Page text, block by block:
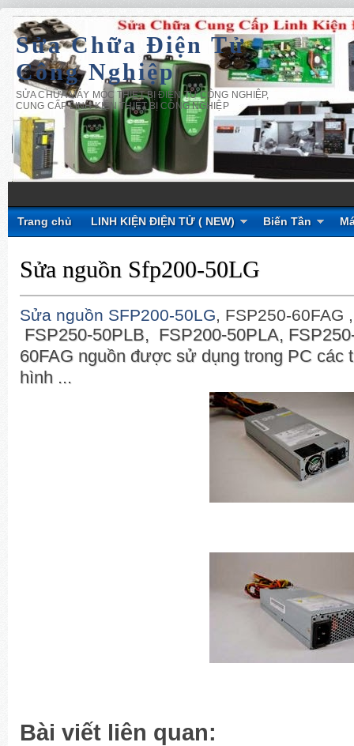
Sửa Chữa Điện Tử
Công Nghiệp
SỬA CHỮA MÁY MÓC THIẾT BỊ ĐIỆN TỬ CÔNG NGHIỆP,
CUNG CẤP LINH KIỆN THIẾT BỊ CÔNG NGHIỆP
Trang chủ LINH KIỆN ĐIỆN TỬ ( NEW) Biến Tần
Sửa nguồn Sfp200-50LG
Sửa nguồn SFP200-50LG, FSP250-60FAG ,
FSP250-50PLB, FSP200-50PLA,
60FAG nguồn được sử dụng trong PC các
hình ...
Bài viết liên quan: